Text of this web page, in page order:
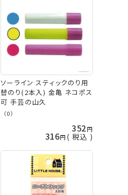
ソーライン スティックのり用
替のり(2本入) 金亀 ネコポス
可 手芸の山久
（0）
352
316 税込